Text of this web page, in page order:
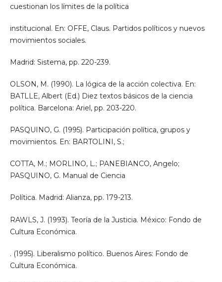
cuestionan los límites de la política
institucional. En: OFFE, Claus. Partidos políticos y nuevos
movimientos sociales.
Madrid: Sistema, pp. 220-239.
OLSON, M. (1990). La lógica de la acción colectiva. En:
BATLLE, Albert (Ed.) Diez textos básicos de la ciencia
política. Barcelona: Ariel, pp. 203-220.
PASQUINO, G. (1995). Participación política, grupos y
movimientos. En: BARTOLINI, S.;
COTTA, M.; MORLINO, L.; PANEBIANCO, Angelo;
PASQUINO, G. Manual de Ciencia
Política. Madrid: Alianza, pp. 179-213.
RAWLS, J. (1993). Teoría de la Justicia. México: Fondo de
Cultura Económica.
. (1995). Liberalismo político. Buenos Aires: Fondo de
Cultura Económica.